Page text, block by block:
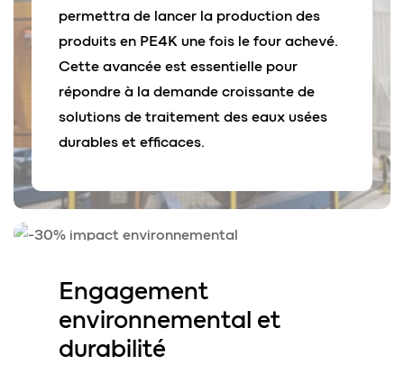
permettra de lancer la production des
produits en PE4K une fois le four achevé.
Cette avancée est essentielle pour
répondre à la demande croissante de
solutions de traitement des eaux usées
durables et efficaces.
Engagement
environnemental et
durabilité